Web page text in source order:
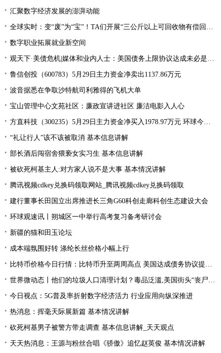
汇聚数字经济发展的澎湃动能
全球实时：变“废”为“宝”！TA们开展“三公斤以上可回收物有偿回收”宣传活动
数字职业拓展就业新空间
观天下·美债危机|媒体和业内人士：美国债务上限协议达成未必是“好消息”
鲁信创投（600783）5月29日主力资金净卖出1137.86万元
波音据悉在争取沙特航司利雅得的飞机大单
宝山管理中心文苑社区：廉政宣讲进社区 廉洁电影入人心
方直科技（300235）5月29日主力资金净买入1978.97万元 环球今亮点
“礼让行人”该不该被取消 基本信息讲解
部长酒后闯宿舍猥亵女实习生 基本信息讲解
被砍死柯基主人:对方家人说不是大事 基本情况讲解
腾讯视频cdkey兑换码领取网站_腾讯视频cdkey兑换码领取
建行董事长田国立出席推进长三角G60科创走廊科创生态建设大会
环球观速讯丨朔城区一中举行高考复习备考研讨会
新疆的猫和田玉论坛
成本端氛围好转 涤纶长丝价格小幅上行
比特币价格今日行情：比特币升至两周高点 美国达成债务协议提振风险偏好
世界微动态丨他们的垃圾人口清理计划？毒品泛滥,美国街头“丧尸”遍地 白宫:新兴威胁
今日视点：5G普及率折射数字经济活力 行业应用向纵深推进
热消息：挥毫天际展新篇 基本情况讲解
砍死柯基男子被警方带走调查 基本信息讲解_天天观点
天天热消息：王源与粉丝合唱《骄傲》追忆赵英俊 基本情况讲解